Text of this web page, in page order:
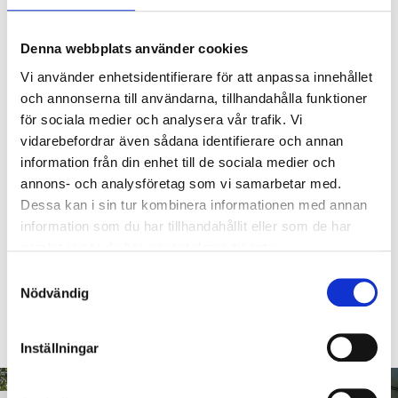
Denna webbplats använder cookies
Vi använder enhetsidentifierare för att anpassa innehållet
och annonserna till användarna, tillhandahålla funktioner
för sociala medier och analysera vår trafik. Vi
vidarebefordrar även sådana identifierare och annan
information från din enhet till de sociala medier och
annons- och analysföretag som vi samarbetar med.
Dessa kan i sin tur kombinera informationen med annan
information som du har tillhandahållit eller som de har
Nödvändig
Inställningar
HABILITETSPOLITIKK
UPARTISKHET -
UAVHENGIGHET
A3CERTs ledelse forstår og forplikter seg til å overholde kravene til
integritet, uavhengighet og upartiskhet som kreves i rollen som
akkreditert sertifiseringsorgan.
Gjennom objektivitet, upartiskhet og uavhengighet på alle nivåer
innen A3CERT opprettholder vi troverdigheten til utstedte sertifikater.
Kommersielle, økonomiske eller andre pressmidler skal ikke tillates